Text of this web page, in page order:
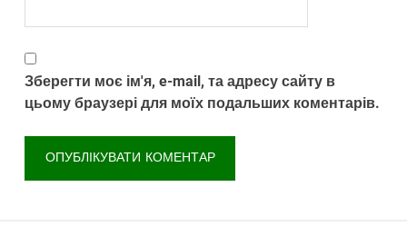
Зберегти моє ім'я, e-mail, та адресу сайту в
цьому браузері для моїх подальших коментарів.